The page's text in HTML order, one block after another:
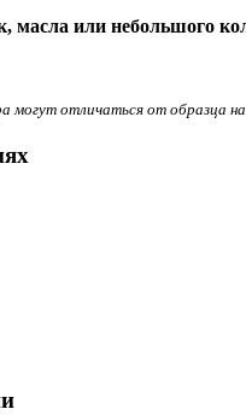
масла или небольшого
отличаться от образца